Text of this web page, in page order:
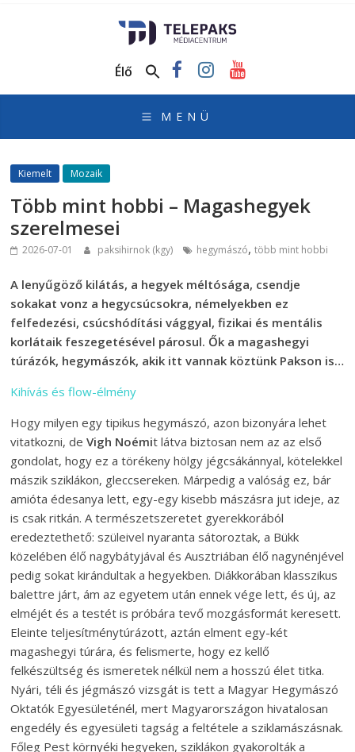
Médiacentrum
honlapja
Élő
Kiemelt Mozaik
Több mint hobbi – Magashegyek
szerelmesei
2026-07-01 paksihirnok (kgy) hegymászó,több mint hobbi
A lenyűgöző kilátás, a hegyek méltósága, csendje
sokakat vonz a hegycsúcsokra, némelyekben ez
felfedezési, csúcshódítási vággyal, fizikai és mentális
korlátaik feszegetésével párosul. Ők a magashegyi
túrázók, hegymászók, akik itt vannak köztünk Pakson is…
Kihívás és flow-élmény
Hogy milyen egy tipikus hegymászó, azon bizonyára lehet
vitatkozni, deVigh Noémit látva biztosan nem az az első
gondolat, hogy ez a törékeny hölgy jégcsákánnyal, kötelekkel
mászik sziklákon, gleccsereken. Márpedig a valóság ez, bár
amióta édesanya lett, egy-egy kisebb mászásra jut ideje, az
is csak ritkán. A természetszeretet gyerekkorából
eredeztethető: szüleivel nyaranta sátoroztak, a Bükk
közelében élő nagybátyjával és Ausztriában élő nagynénjével
pedig sokat kirándultak a hegyekben. Diákkorában klasszikus
balettre járt, ám az egyetem után ennek vége lett, és új, az
elméjét és a testét is próbára tevő mozgásformát keresett.
Eleinte teljesítménytúrázott, aztán elment egy-két
magashegyi túrára, és felismerte, hogy ez kellő
felkészültség és ismeretek nélkül nem a hosszú élet titka.
Nyári, téli és jégmászó vizsgát is tett a Magyar Hegymászó
Oktatók Egyesületénél, mert Magyarországon hivatalosan
engedély és egyesületi tagság a feltétele a sziklamászásnak.
Főleg Pest környéki hegyeken, sziklákon gyakorolták a